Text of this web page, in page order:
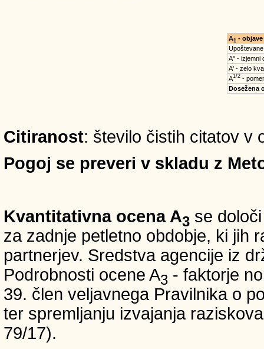
A1 - objave
A'' - izjemni
A' - zelo
A1/2-
Dosežena
Citiranost: število čistih citatov v
Pogoj se preveri v skladu z
Kvantitativna ocena A3 se
za zadnje petletno obdobje, ki jih
partnerjev. Sredstva agencije iz
Podrobnosti ocene A3 - faktorje
39. člen veljavnega Pravilnika o
ter spremljanju izvajanja
79/17).